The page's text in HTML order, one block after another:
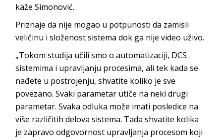
kažeSimonović.
Priznaje da nije mogao u potpunosti da zamisli
veličinu i složenost sistema dok ga nije video uživo.
„Tokom studija učili smo o automatizaciji, DCS
sistemima i upravljanju procesima, ali tek kada se
nađete u postrojenju, shvatite koliko je sve
povezano. Svaki parametar utiče na neki drugi
parametar. Svaka odluka može imati posledice na
više različitih delova sistema. Tada shvatite kolika
je zapravo odgovornost upravljanja procesom koji